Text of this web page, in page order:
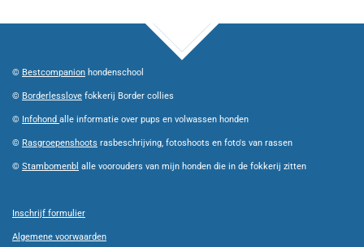
© Bestcompanion hondenschool
© Borderlesslove fokkerij Border collies
© Infohond alle informatie over pups en volwassen honden
© Rasgroepenshoots rasbeschrijving, fotoshoots en foto's van rassen
© Stambomenbl alle voorouders van mijn honden die in de fokkerij zitten
Inschrijf formulier
Algemene voorwaarden